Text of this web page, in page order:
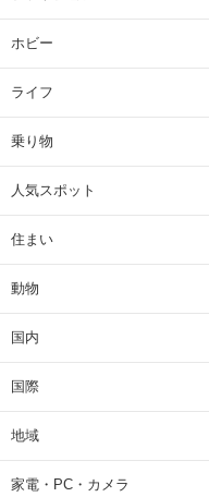
ホビー
ライフ
乗り物
人気スポット
住まい
動物
国内
国際
地域
家電・PC・カメラ